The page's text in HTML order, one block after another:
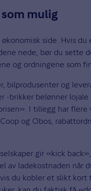
mulig
økonomisk side. Hvis du
nede, bør du sette
og ordningene som
bilprodusenter og
-brikker belønner lojale
I tillegg har flere
og Obos,
gir «kick
av ladekostnaden når
du kobler et slikt kort